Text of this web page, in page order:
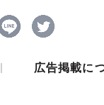
| 広告掲載に